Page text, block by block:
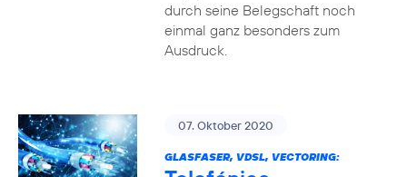
durch seine Belegschaft noch
einmal ganz besonders zum
Ausdruck.
07. Oktober 2020
GLASFASER, VDSL, VECTORING: